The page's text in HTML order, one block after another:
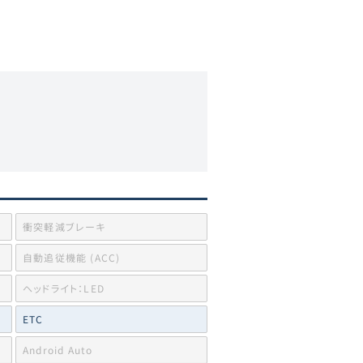
衝突軽減ブレーキ
自動追従機能 (ACC)
ヘッドライト：LED
ETC
Android Auto